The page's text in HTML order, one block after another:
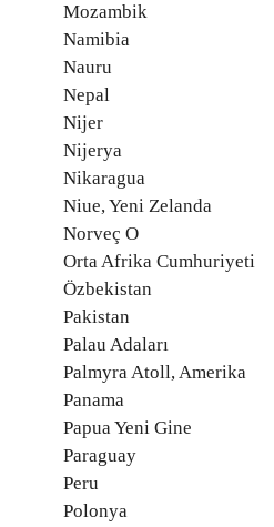
Mozambik
Namibia
Nauru
Nepal
Nijer
Nijerya
Nikaragua
Niue, Yeni Zelanda
Norveç O
Orta Afrika Cumhuriyeti
Özbekistan
Pakistan
Palau Adaları
Palmyra Atoll, Amerika
Panama
Papua Yeni Gine
Paraguay
Peru
Polonya